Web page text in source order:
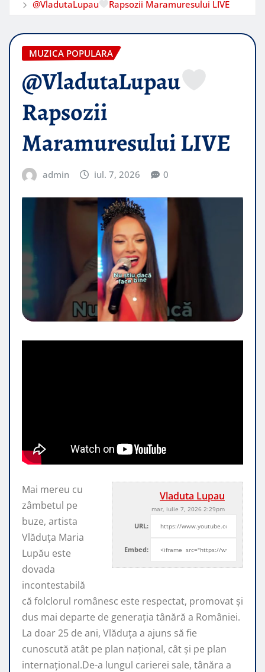
@VladutaLupau
Rapsozii Maramuresului LIVE
MUZICA POPULARA
@VladutaLupau
Rapsozii
Maramuresului LIVE
admin iul. 7, 2026 0
Vladuta Lupau
mar, iulie 7, 2026 2:29pm
URL:
Embed:
Mai mereu cu
zâmbetul pe
buze, artista
Vlăduța Maria
Lupău este
dovada
incontestabilă
că folclorul românesc este respectat, promovat şi
dus mai departe de generaţia tânără a României.
La doar 25 de ani, Vlăduța a ajuns să fie
cunoscută atât pe plan naţional, cât şi pe plan
internaţional.De-a lungul carierei sale, tânăra a